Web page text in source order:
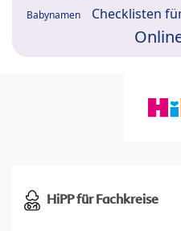
Babynamen Checklisten
HiPP für Fachkreise